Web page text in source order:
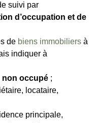
suivi par
d’occupation et de
de biens immobiliers à
indiquer à
non occupé ;
locataire,
principale,